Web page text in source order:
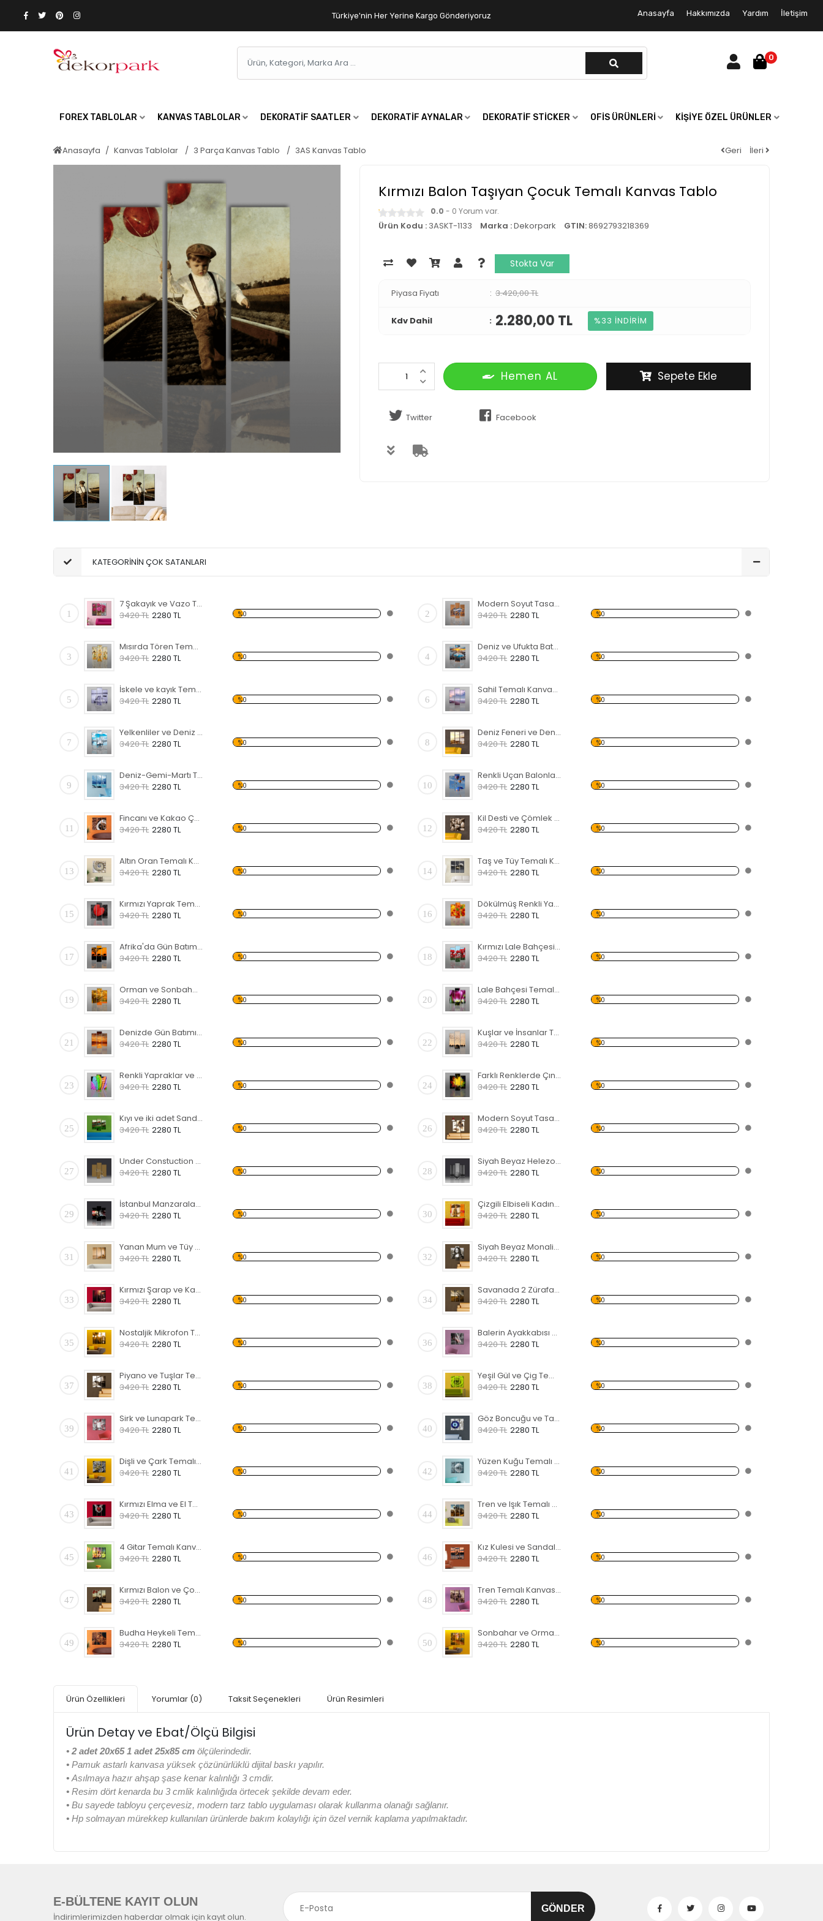
Türkiye'nin Her Yerine Kargo Gönderiyoruz Anasayfa Hakkımızda Yardım İletişim
0
FOREX TABLOLAR KANVAS TABLOLAR DEKORATIF SAATLER DEKORATIF AYNALAR DEKORATIF STICKER OFIS ÜRÜNLERI KIŞIYE ÖZEL ÜRÜNLER
Anasayfa Kanvas Tablolar 3 Parça Kanvas Tablo 3AS Kanvas Tablo Geri İleri
Kırmızı Balon Taşıyan Çocuk Temalı Kanvas Tablo
0.0 - 0 Yorum var.
Ürün Kodu : 3ASKT-1133 Marka :Dekorpark GTIN:8692793218369
Stokta Var
Piyasa Fiyatı 3.420,00 TL
Kdv Dahil 2.280,00 TL %33 İNDİRİM
Hemen AL Sepete Ekle
Twitter Facebook
KATEGORİNİN ÇOK SATANLARI
1
7 Şakayık ve Vazo Temalı Kanvas Tablo
3420 TL 2280 TL %0 2
Modern Soyut Tasarım 35 Kanvas Tablo
3420 TL 2280 TL %0
3
Mısırda Tören Temalı Kanvas Tablo
3420 TL 2280 TL %0 4
Deniz ve Ufukta Batan Güneş Kanvas Tablo
3420 TL 2280 TL %0
5
İskele ve kayık Temalı Kanvas Tablo
3420 TL 2280 TL %0 6
Sahil Temalı Kanvas Tablo
3420 TL 2280 TL %0
7
Yelkenliler ve Deniz Kanvas Tablo
3420 TL 2280 TL %0 8
Deniz Feneri ve Deniz Temalı Kanvas Tablo
3420 TL 2280 TL %0
9
Deniz-Gemi-Martı Temalı Kanvas Tablo
3420 TL 2280 TL %0 10
Renkli Uçan Balonlar Temalı Kanvas Tablo
3420 TL 2280 TL %0
11
Fincanı ve Kakao Çekirdekleri Temalı Kanvas Tablo
3420 TL 2280 TL %0 12
Kil Desti ve Çömlek Temalı Kanvas Tablo
3420 TL 2280 TL %0
13
Altın Oran Temalı Kanvas Tablo
3420 TL 2280 TL %0 14
Taş ve Tüy Temalı Kanvas Tablo
3420 TL 2280 TL %0
15
Kırmızı Yaprak Temalı Kanvas Tablo
3420 TL 2280 TL %0 16
Dökülmüş Renkli Yapraklar Kanvas Tablo
3420 TL 2280 TL %0
17
Afrika'da Gün Batımı Kanvas Tablo
3420 TL 2280 TL %0 18
Kırmızı Lale Bahçesi Kanvas Tablo
3420 TL 2280 TL %0
19
Orman ve Sonbahar Temalı Kanvas Tablo
3420 TL 2280 TL %0 20
Lale Bahçesi Temalı Kanvas Tablo
3420 TL 2280 TL %0
21
Denizde Gün Batımı Temalı Kanvas Tablo
3420 TL 2280 TL %0 22
Kuşlar ve İnsanlar Temalı Kanvas Tablo
3420 TL 2280 TL %0
23
Renkli Yapraklar ve Su Damlaları Kanvas Tablo
3420 TL 2280 TL %0 24
Farklı Renklerde Çınar Yaprakları Kanvas Tablo
3420 TL 2280 TL %0
25
Kıyı ve iki adet Sandal 3 Temalı Kanvas Tablo
3420 TL 2280 TL %0 26
Modern Soyut Tasarım 26 Kanvas Tablo
3420 TL 2280 TL %0
27
Under Constuction Yazısı Temalı Kanvas Tablo
3420 TL 2280 TL %0 28
Siyah Beyaz Helezon Temalı Kanvas Tablo
3420 TL 2280 TL %0
29
İstanbul Manzaraları Temalı Kanvas Tablo
3420 TL 2280 TL %0 30
Çizgili Elbiseli Kadın Temalı Kanvas Tablo
3420 TL 2280 TL %0
31
Yanan Mum ve Tüy Temalı Kanvas Tablo
3420 TL 2280 TL %0 32
Siyah Beyaz Monalisa Temalı Kanvas Tablo
3420 TL 2280 TL %0
33
Kırmızı Şarap ve Kadeh Temalı Kanvas Tablo
3420 TL 2280 TL %0 34
Savanada 2 Zürafa Temalı Kanvas Tablo
3420 TL 2280 TL %0
35
Nostaljik Mikrofon Temalı Kanvas Tablo
3420 TL 2280 TL %0 36
Balerin Ayakkabısı Temalı Kanvas Tablo
3420 TL 2280 TL %0
37
Piyano ve Tuşlar Temalı Kanvas Tablo
3420 TL 2280 TL %0 38
Yeşil Gül ve Çig Temalı Kanvas Tablo
3420 TL 2280 TL %0
39
Sirk ve Lunapark Temalı Kanvas Tablo
3420 TL 2280 TL %0 40
Göz Boncuğu ve Taşlar Temalı Kanvas Tablo
3420 TL 2280 TL %0
41
Dişli ve Çark Temalı Kanvas Tablo
3420 TL 2280 TL %0 42
Yüzen Kuğu Temalı Kanvas Tablo
3420 TL 2280 TL %0
43
Kırmızı Elma ve El Temalı Kanvas Tablo
3420 TL 2280 TL %0 44
Tren ve Işık Temalı Kanvas Tablo
3420 TL 2280 TL %0
45
4 Gitar Temalı Kanvas Tablo
3420 TL 2280 TL %0 46
Kız Kulesi ve Sandal Temalı Kanvas Tablo
3420 TL 2280 TL %0
47
Kırmızı Balon ve Çocuk Temalı Kanvas Tablo
3420 TL 2280 TL %0 48
Tren Temalı Kanvas Tablo
3420 TL 2280 TL %0
49
Budha Heykeli Temalı Kanvas Tablo
3420 TL 2280 TL %0 50
Sonbahar ve Orman Temalı Kanvas Tablo
3420 TL 2280 TL %0
Ürün Özellikleri Yorumlar (0) Taksit Seçenekleri Ürün Resimleri
Ürün Detay ve Ebat/Ölçü Bilgisi
• 2 adet 20x65 1 adet 25x85 cm ölçülerindedir.
• Pamuk astarlı kanvasa yüksek çözünürlüklü dijital baskı yapılır.
• Asılmaya hazır ahşap şase kenar kalınlığı 3 cmdir.
• Resim dört kenarda bu 3 cmlik kalınlığıda örtecek şekilde devam eder.
• Bu sayede tabloyu çerçevesiz, modern tarz tablo uygulaması olarak kullanma olanağı sağlanır.
• Hp solmayan mürekkep kullanılan ürünlerde bakım kolaylığı için özel vernik kaplama yapılmaktadır.
E-BÜLTENE KAYIT OLUN
İndirimlerimizden haberdar olmak için kayıt olun.